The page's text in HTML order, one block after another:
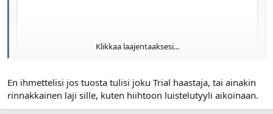
Klikkaa laajentaaksesi...
En ihmettelisi jos tuosta tulisi joku Trial haastaja, tai ainakin
rinnakkainen laji sille, kuten hiihtoon luistelutyyli aikoinaan.